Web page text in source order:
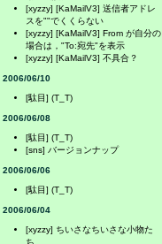
[xyzzy] [KaMailV3] 送信者アドレ
スを""でくくらない
[xyzzy] [KaMailV3] From が自分の
場合は，"To:宛先"を表示
[xyzzy] [KaMailV3] 不具合？
2006/06/10
[駄目] (T_T)
2006/06/08
[駄目] (T_T)
[sns] バージョンナップ
2006/06/06
[駄目] (T_T)
2006/06/04
[xyzzy] ちいさなちいさな小物た